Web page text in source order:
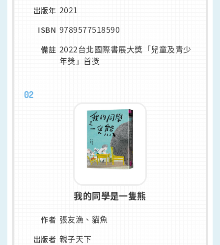
出版年 2021
ISBN 9789577518590
備註 2022台北國際書展大獎「兒童及青少
年獎」首獎
02
我的同學是一隻熊
作者 張友漁、貓魚
出版者 親子天下